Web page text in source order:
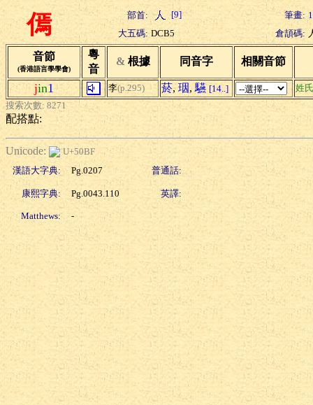
傿 部首: [9] 筆畫:
大五碼: DCB5 倉頡碼:
音節
(香港語言學學會)
粵
音
& 根據 同音字 相關音節
jin1 李(p.295) 菸, 珚, 驠 [14..]
姓氏
搜索次數: 8271
配搭點:
Unicode:
U+50BF
漢語大字典:
Pg.0207 普通話:
康熙字典: Pg.0043.110 英譯:
Matthews: -